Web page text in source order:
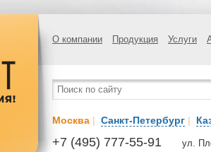
О компании Продукция Услуги
Москва | Санкт-Петербург |
+7 (495) 777-55-91 ул.